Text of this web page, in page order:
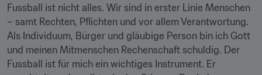
Fussball ist nicht alles. Wir sind in erster Linie Menschen
– samt Rechten, Pflichten und vor allem Verantwortung.
Als Individuum, Bürger und gläubige Person bin ich Gott
und meinen Mitmenschen Rechenschaft schuldig. Der
Fussball ist für mich ein wichtiges Instrument. Er